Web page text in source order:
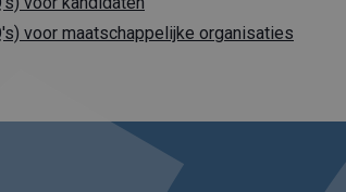
voor maatschappelijke organisaties